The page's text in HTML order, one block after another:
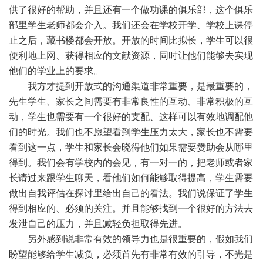
供了很好的帮助，并且还有一个做功课的俱乐部，这个俱乐
部里学生老师都会介入。我们还会在学校开学、学校上课停
止之后，藏书楼都会开放。开放的时间比拟长，学生可以很
便利地上网、获得相应的文献资源，同时让他们能够去实现
他们的学业上的要求。
我方才提到开放式的沟通渠道非常重要，是最重要的，
先生学生、家长之间需要有非常良性的互动、非常积极的互
动，学生也需要有一个很好的支配、这样可以有效地调配他
们的时光。我们也不愿望看到学生压力太大，家长也不需要
看到这一点，学生和家长会晓得他们如果需要赞助会从哪里
得到。我们会有学校内的会见，有一对一的，把老师或者家
长请过来跟学生聊天，看他们如何能够取得提高，学生需要
做出自我评估在探讨里给出自己的看法。我们说保证了学生
得到相应的、必须的关注。并且能够找到一个很好的方法去
发泄自己的压力，并且减轻负担取得先进。
另外感到说非常有效的领导力也是很重要的，假如我们
盼望能够给学生减负，必须首先有非常有效的引导，不光是